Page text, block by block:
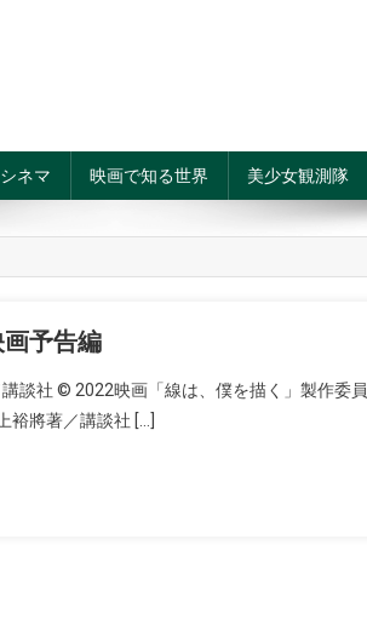
ネマ 映画で知る世界 美少女観測隊
予告編
談社 © 2022映画「線は、僕を描く」製作委員
將著／講談社 […]